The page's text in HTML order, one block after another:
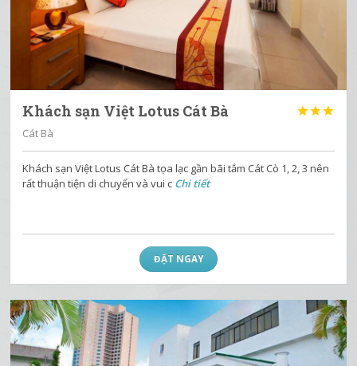
Khách sạn Việt Lotus Cát Bà 
Cát Bà
Khách sạn Việt Lotus Cát Bà tọa lạc gần bãi tắm Cát Cò 1, 2, 3 nên
rất thuận tiện di chuyển và vui c Chi tiết
ĐẶT NGAY